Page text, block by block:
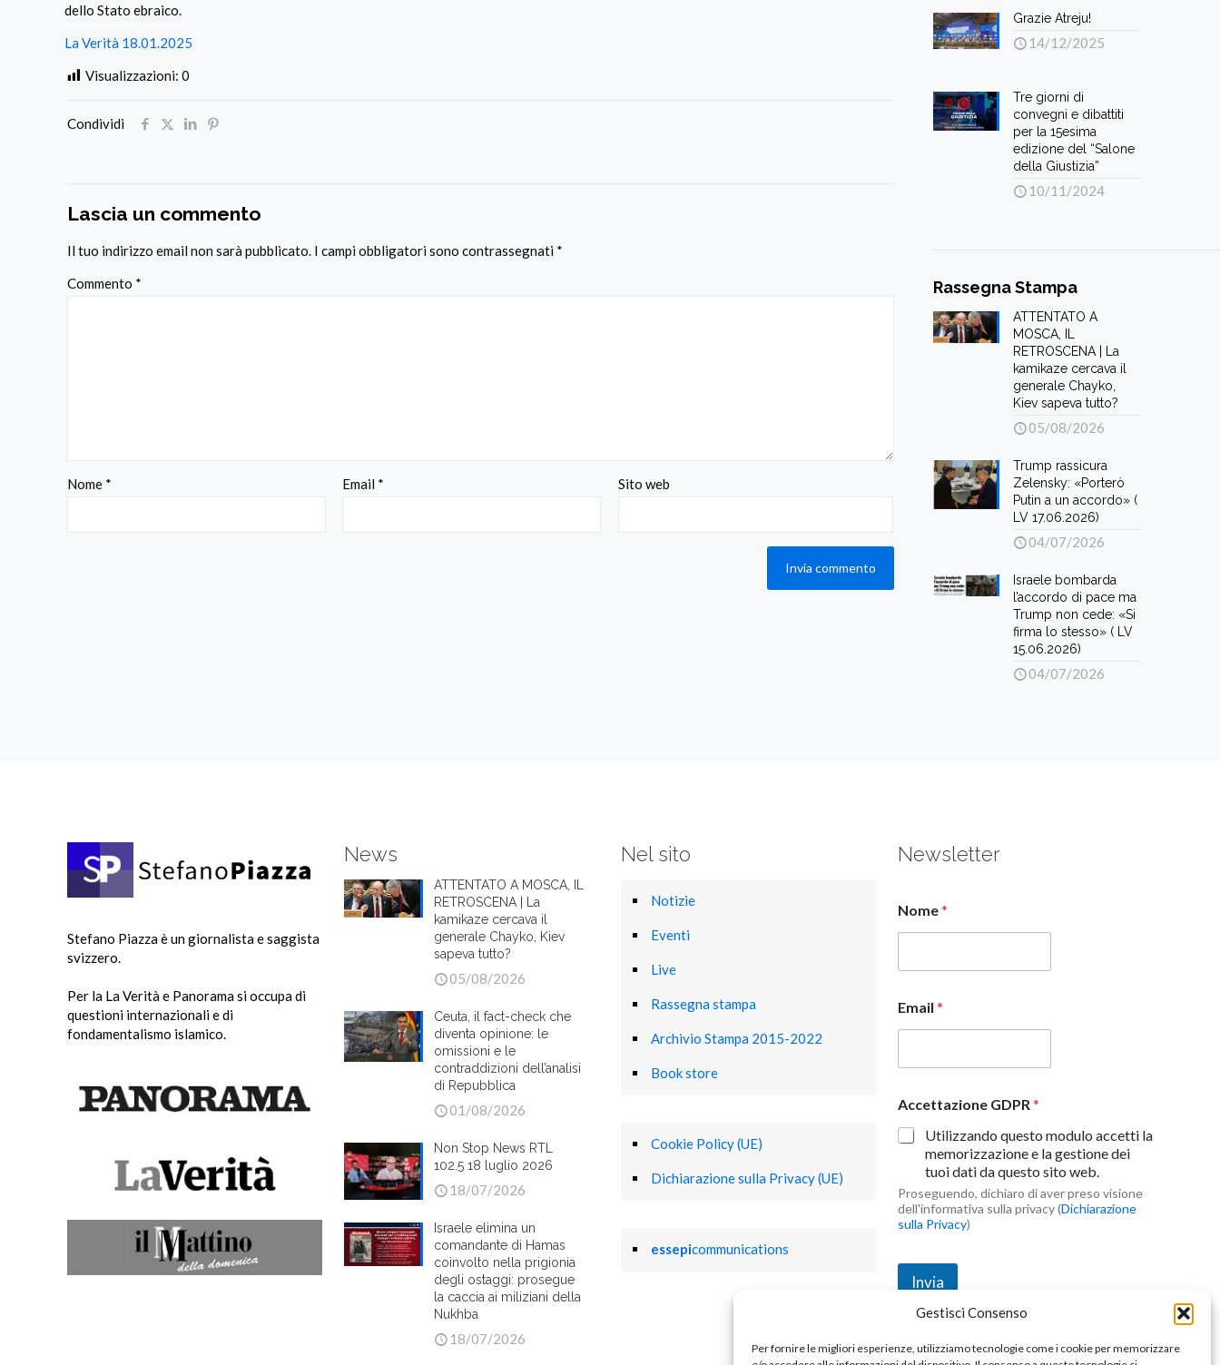
Gestisci Consenso
Per fornire le migliori esperienze, utilizziamo tecnologie come i cookie per memorizzare
dello Stato ebraico.
La Verità 18.01.2025
Visualizzazioni: 0
Condividi
Lascia un commento
Il tuo indirizzo email non sarà pubblicato. I campi obbligatori sono contrassegnati *
Commento *
Nome * Email * Sito web
Grazie Atreju!
14/12/2025
Tre giorni di
convegni e dibattiti
per la 15esima
edizione del “Salone
della Giustizia”
10/11/2024
Rassegna Stampa
ATTENTATO A
MOSCA, IL
RETROSCENA | La
kamikaze cercava il
generale Chayko,
Kiev sapeva tutto?
05/08/2026
Trump rassicura
Zelensky: «Porterò
Putin a un accordo» (
LV 17.06.2026)
04/07/2026
Israele bombarda
l’accordo di pace ma
Trump non cede: «Si
firma lo stesso» ( LV
15.06.2026)
04/07/2026
Stefano Piazza è un giornalista e saggista
svizzero.
Per la La Verità e Panorama si occupa di
questioni internazionali e di
fondamentalismo islamico.
News
ATTENTATO A MOSCA, IL
RETROSCENA | La
kamikaze cercava il
generale Chayko, Kiev
sapeva tutto?
05/08/2026
Ceuta, il fact-check che
diventa opinione: le
omissioni e le
contraddizioni dell’analisi
di Repubblica
01/08/2026
Non Stop News RTL
102.5 18 luglio 2026
18/07/2026
Israele elimina un
comandante di Hamas
coinvolto nella prigionia
degli ostaggi: prosegue
la caccia ai miliziani della
Nukhba
18/07/2026
Nel sito
Notizie
Eventi
Live
Rassegna stampa
Archivio Stampa 2015-2022
Book store
Cookie Policy (UE)
Dichiarazione sulla Privacy (UE)
essepicommunications
Newsletter
Nome*
Email *
Accettazione GDPR*
Utilizzando questo modulo accetti la
memorizzazione e la gestione dei
tuoi dati da questo sito web.
Proseguendo, dichiaro di aver preso visione
dell'informativa sulla privacy (Dichiarazione
sulla Privacy)
Invia